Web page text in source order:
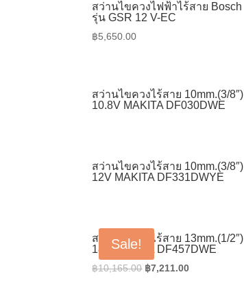
สว่านไขควงไฟฟ้าไร้สาย Bosch
รุ่น GSR 12 V-EC
฿5,650.00
สว่านไขควงไร้สาย 10mm.(3/8″)
10.8V MAKITA DF030DWE
สว่านไขควงไร้สาย 10mm.(3/8″)
12V MAKITA DF331DWYE
Sale!
สว่านไขควงไร้สาย 13mm.(1/2″)
18V MAKITA DF457DWE
฿10,165.00 Original
฿7,211.00Current